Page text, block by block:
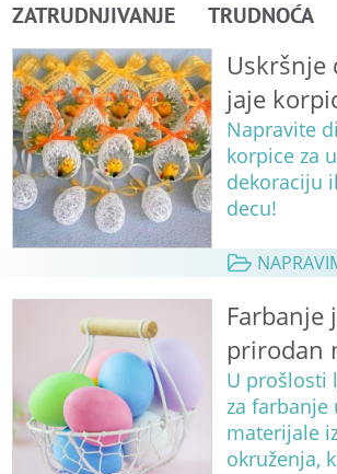
ZATRUDNJIVANJE TRUDNOĆA
Uskršnje
jaje
Napravite
korpice za
dekoraciju
decu!
Farbanje
prirodan
U prošlosti
za farbanje
materijale
okruženja,